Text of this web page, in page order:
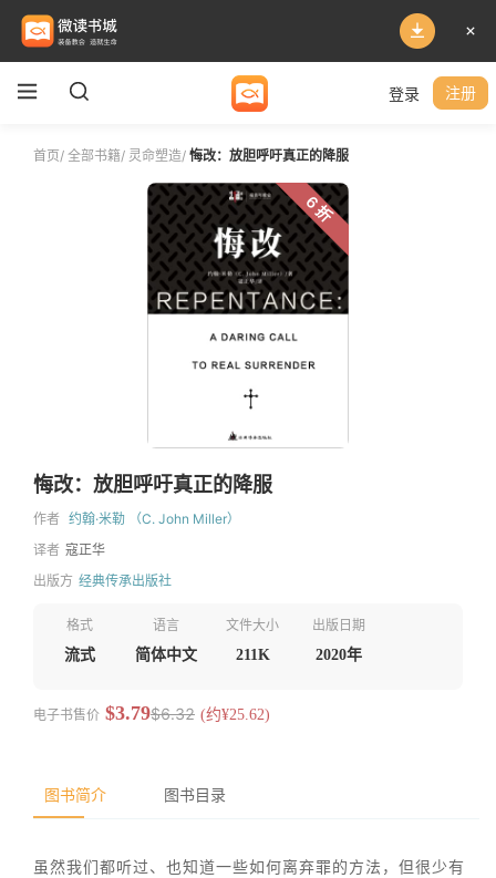
登录 注册
首页/ 全部书籍/ 灵命塑造/ 悔改：放胆呼吁真正的降服
6 折
悔改：放胆呼吁真正的降服
作者 约翰·米勒 （C. John Miller）
译者 寇正华
出版方 经典传承出版社
格式
流式
语言
简体中文
文件大小
211K
出版日期
2020年
电子书售价 $3.79$6.32 (约¥25.62)
图书简介 图书目录
虽然我们都听过、也知道一些如何离弃罪的方法，但很少有